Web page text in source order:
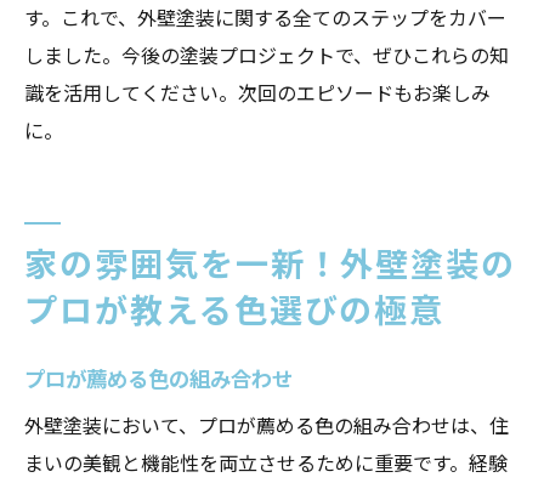
す。これで、外壁塗装に関する全てのステップをカバー
しました。今後の塗装プロジェクトで、ぜひこれらの知
識を活用してください。次回のエピソードもお楽しみ
に。
家の雰囲気を一新！外壁塗装の
プロが教える色選びの極意
プロが薦める色の組み合わせ
外壁塗装において、プロが薦める色の組み合わせは、住
まいの美観と機能性を両立させるために重要です。経験